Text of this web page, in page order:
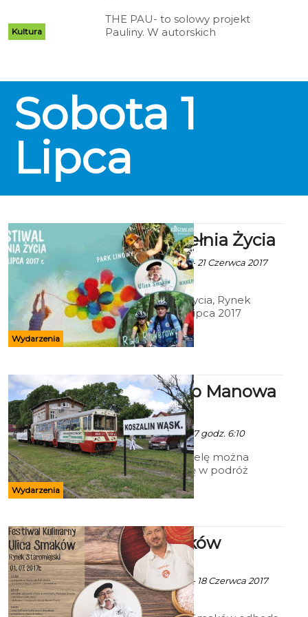
Kultura
THE PAU- to solowy projekt
Pauliny. W autorskich
Sobota 1
Lipca
Wydarzenia
Festiwal Pełnia Życia
ekoszalin za CK 105 - 21 Czerwca 2017
godz. 7:47
Festiwal Pełnia Życia, Rynek
Staromiejski 1- 2 lipca 2017
Wydarzenia
Ciuchcią do Manowa
i Rosnowa
Ala - 29 Czerwca 2017 godz. 6:10
W sobotę i niedzielę można
będzie wybrać się w podróż
koszalińską wąskotorówką do
Manowa i Rosnowa. -To nie tylko
Ulica Smaków
ekoszalin POLECA
ekoszalin za CK 105 - 18 Czerwca 2017
godz. 6:16